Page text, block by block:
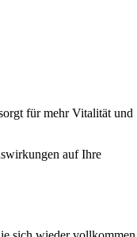
für mehr Vitalität und
auf Ihre